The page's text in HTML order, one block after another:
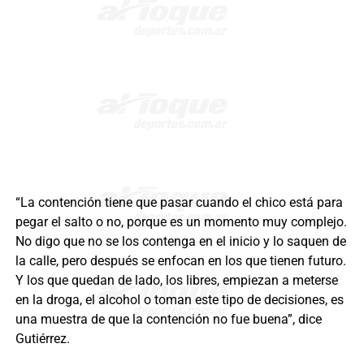
“La contención tiene que pasar cuando el chico está para
pegar el salto o no, porque es un momento muy complejo.
No digo que no se los contenga en el inicio y lo saquen de
la calle, pero después se enfocan en los que tienen futuro.
Y los que quedan de lado, los libres, empiezan a meterse
en la droga, el alcohol o toman este tipo de decisiones, es
una muestra de que la contención no fue buena”, dice
Gutiérrez.